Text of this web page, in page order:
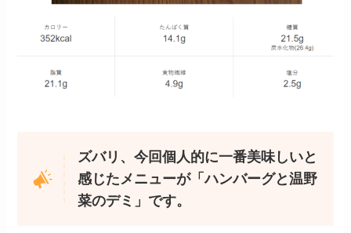
ズバリ、今回個人的に一番美味しいと
感じたメニューが「ハンバーグと温野
菜のデミ」です。